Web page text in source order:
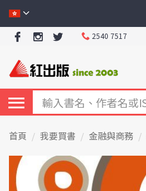
2540 7517
首頁 我要買書 金融與商務